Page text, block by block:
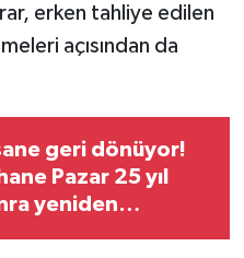
erken tahliye edilen
açısından da
geri dönüyor!
Pazar 25 yıl
yeniden